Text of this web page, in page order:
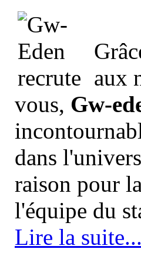
aux
vous, Gw-
dans
raison pour
l'équipe du
Lire la